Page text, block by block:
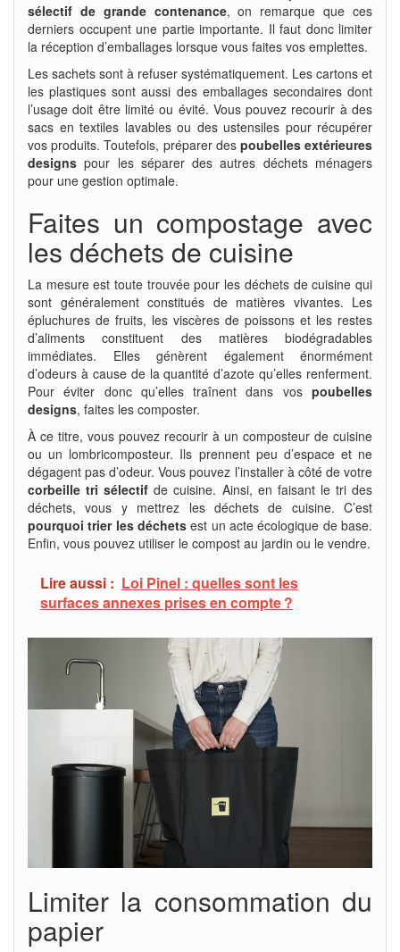
sélectif de grande contenance, on remarque que ces
derniers occupent une partie importante. Il faut donc limiter
la réception d’emballages lorsque vous faites vos emplettes.
Les sachets sont à refuser systématiquement. Les cartons et
les plastiques sont aussi des emballages secondaires dont
l’usage doit être limité ou évité. Vous pouvez recourir à des
sacs en textiles lavables ou des ustensiles pour récupérer
vos produits. Toutefois, préparer des poubelles extérieures
designs pour les séparer des autres déchets ménagers
pour une gestion optimale.
Faites un compostage avec
les déchets de cuisine
La mesure est toute trouvée pour les déchets de cuisine qui
sont généralement constitués de matières vivantes. Les
épluchures de fruits, les viscères de poissons et les restes
d’aliments constituent des matières biodégradables
immédiates. Elles génèrent également énormément
d’odeurs à cause de la quantité d’azote qu’elles renferment.
Pour éviter donc qu’elles traînent dans vos poubelles
designs, faites les composter.
À ce titre, vous pouvez recourir à un composteur de cuisine
ou un lombricomposteur. Ils prennent peu d’espace et ne
dégagent pas d’odeur. Vous pouvez l’installer à côté de votre
corbeille tri sélectif de cuisine. Ainsi, en faisant le tri des
déchets, vous y mettrez les déchets de cuisine. C’est
pourquoi trier les déchets est un acte écologique de base.
Enfin, vous pouvez utiliser le compost au jardin ou le vendre.
Lire aussi : Loi Pinel : quelles sont les
surfaces annexes prises en compte ?
Limiter la consommation du
papier